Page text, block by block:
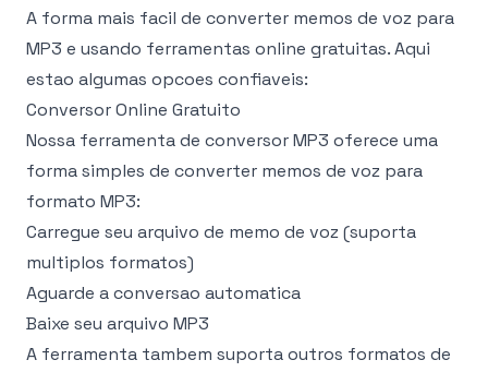
A forma mais facil de converter memos de voz para
MP3 e usando ferramentas online gratuitas. Aqui
estao algumas opcoes confiaveis:
Conversor Online Gratuito
Nossa ferramenta de conversor MP3 oferece uma
forma simples de converter memos de voz para
formato MP3:
Carregue seu arquivo de memo de voz (suporta
multiplos formatos)
Aguarde a conversao automatica
Baixe seu arquivo MP3
A ferramenta tambem suporta outros formatos de